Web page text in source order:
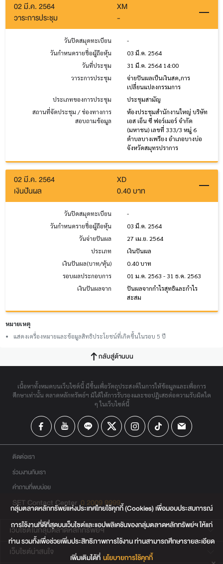
02 มี.ค. 2564
XM
วาระการประชุม
-
วันปิดสมุดทะเบียน
-
วันกำหนดรายชื่อผู้ถือหุ้น
03 มี.ค. 2564
วันที่ประชุม
31 มี.ค. 2564 14:00
วาระการประชุม
จ่ายปันผลเป็นเงินสด,การ
เปลี่ยนแปลงกรรมการ
ประเภทของการประชุม
ประชุมสามัญ
สถานที่จัดประชุม / ช่องทางการ
สอบถามข้อมูล
ห้องประชุมสำนักงานใหญ่ บริษัท
เอส เอ็น ซี ฟอร์เมอร์ จำกัด
(มหาชน) เลขที่ 333/3 หมู่ 6
ตำบลบางเพรียง อำเภอบางบ่อ
จังหวัดสมุทรปราการ
02 มี.ค. 2564
XD
เงินปันผล
0.40 บาท
วันปิดสมุดทะเบียน
-
วันกำหนดรายชื่อผู้ถือหุ้น
03 มี.ค. 2564
วันจ่ายปันผล
27 เม.ย. 2564
ประเภท
เงินปันผล
เงินปันผล(บาท/หุ้น)
0.40 บาท
รอบผลประกอบการ
01 ม.ค. 2563 - 31 ธ.ค. 2563
เงินปันผลจาก
ปันผลจากกำไรสุทธิและกำไร
สะสม
หมายเหตุ
แสดงเครื่องหมายและข้อมูลสิทธิประโยชน์ที่เกิดขึ้นในรอบ 5 ปี
กลับสู่ด้านบน
เนื้อหาทั้งหมดบนเว็บไซต์นี้ มีขึ้นเพื่อวัตถุประสงค์ในการให้ข้อมูลและเพื่อการ
ศึกษาเท่านั้น ตลาดหลักทรัพย์ฯ มิได้ให้การรับรองและขอปฏิเสธต่อความรับผิดใด
ๆ ในเว็บไซต์นี้
ติดต่อเรา
ร่วมงานกับเรา
คำถามที่พบบ่อย
SET Contact Center 0 2009 9999
เว็บไซต์ในกลุ่มตลาดหลักทรัพย์ฯ
เว็บไซต์น่าสนใจ
กลุ่มตลาดหลักทรัพย์แห่งประเทศไทยใช้คุกกี้ (Cookies) เพื่อมอบประสบการณ์
การใช้งานที่ดีที่สุดบนเว็บไซต์และแอปพลิเคชันของกลุ่มตลาดหลักทรัพย์ฯ ให้แก่
ท่าน รวมทั้งเพื่อช่วยเพิ่มประสิทธิภาพการใช้งาน ท่านสามารถศึกษารายละเอียด
เพิ่มเติมได้ที่ นโยบายการใช้คุกกี้